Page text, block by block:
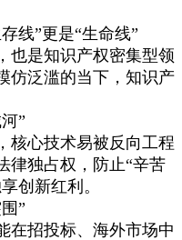
线”更是“生命线”
也是知识产权密集型领
仿泛滥的当下，知识产
”
核心技术易被反向工程
律独占权，防止“辛苦
创新红利。
”
在招投标、海外市场中